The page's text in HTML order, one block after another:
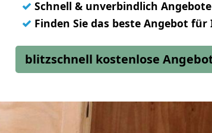
✓ Schnell & unverbindlich
✓ Finden Sie das beste Angebot
blitzschnell kostenlose